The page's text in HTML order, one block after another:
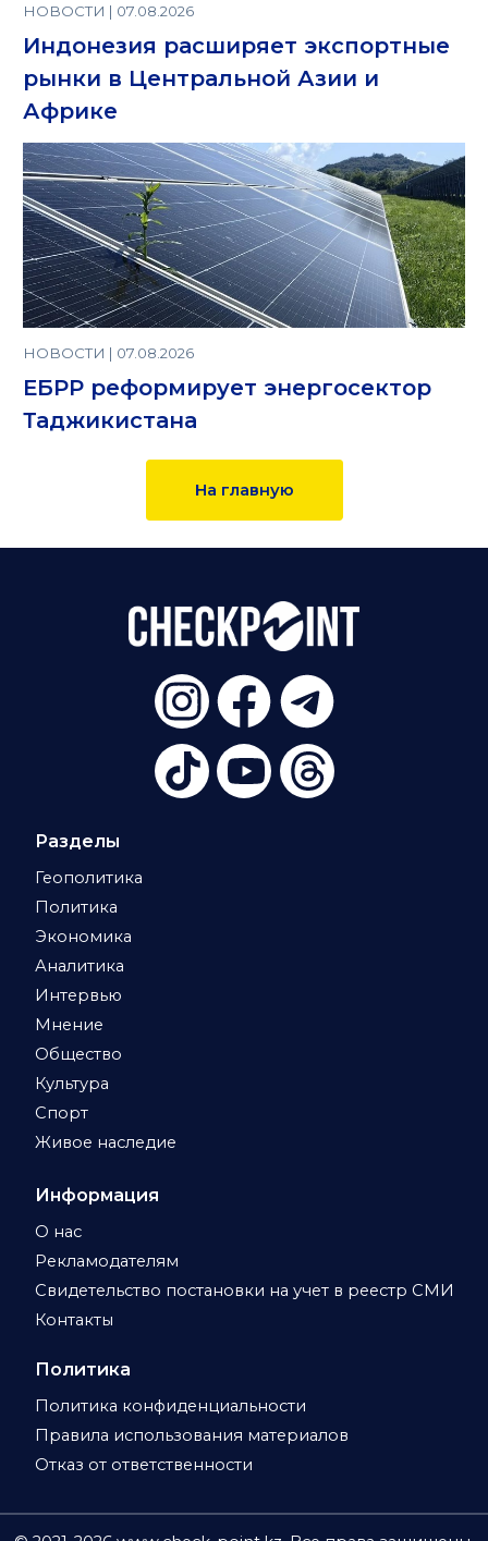
НОВОСТИ | 07.08.2026
Индонезия расширяет экспортные
рынки в Центральной Азии и
Африке
НОВОСТИ | 07.08.2026
ЕБРР реформирует энергосектор
Таджикистана
На главную
Разделы
Геополитика
Политика
Экономика
Аналитика
Интервью
Мнение
Общество
Культура
Спорт
Живое наследие
Информация
О нас
Рекламодателям
Свидетельство постановки на учет в реестр СМИ
Контакты
Политика
Политика конфиденциальности
Правила использования материалов
Отказ от ответственности